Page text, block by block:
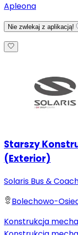
Apleona
Nie zwlekaj z aplikacją!
Starszy
(Exterior)
Solaris Bus &
Bolechowo-
Konstrukcja